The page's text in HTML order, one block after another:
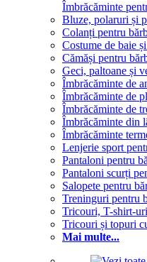
Îmbrăcăminte
Bluze, polaruri și
Colanți pentru
Costume de baie
Cămăși pentru
Geci, paltoane și
Îmbrăcăminte de
Îmbrăcăminte de
Îmbrăcăminte de
Îmbrăcăminte din
Îmbrăcăminte
Lenjerie sport
Pantaloni pentru
Pantaloni scurți
Salopete pentru
Treninguri pentru
Tricouri, T-shirt-
Tricouri și topuri
Mai multe...